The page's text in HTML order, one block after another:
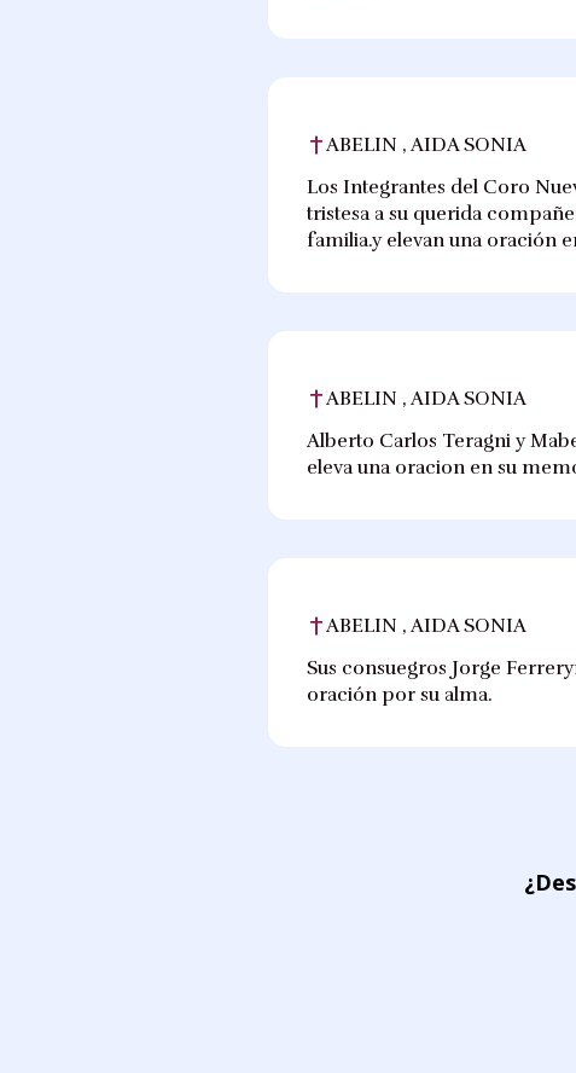
ABELIN , AIDA SONIA
Los Integrantes del Coro
tristesa a su querida
familia.y elevan una oración
ABELIN , AIDA SONIA
Alberto Carlos Teragni y
eleva una oracion en su
ABELIN , AIDA SONIA
Sus consuegros Jorge
oración por su alma.